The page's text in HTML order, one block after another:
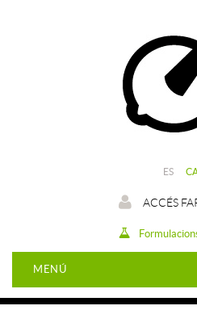
ES
ACCÉS
MENÚ